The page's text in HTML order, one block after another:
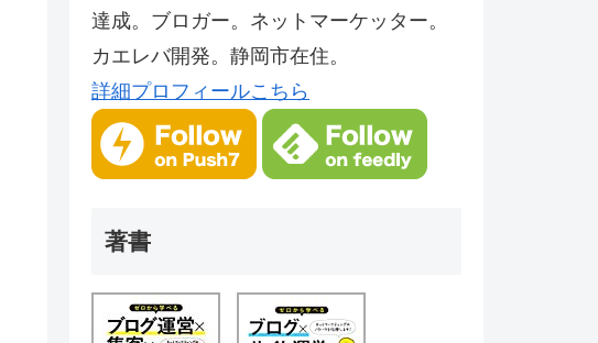
達成。ブロガー。ネットマーケッター。
カエレバ開発。静岡市在住。
詳細プロフィールこちら
著書